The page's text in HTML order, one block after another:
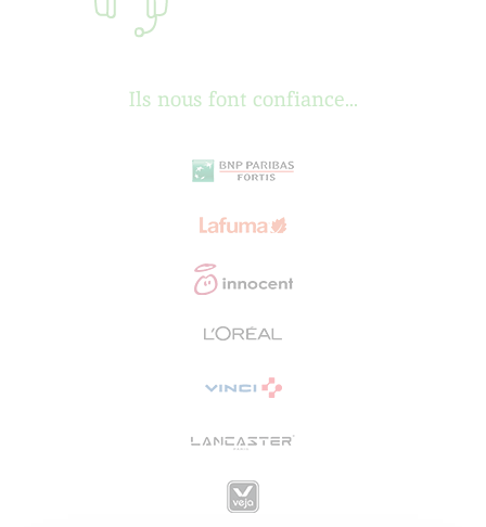
Ils nous font confiance...